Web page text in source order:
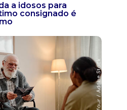
a idosos para
consignado é